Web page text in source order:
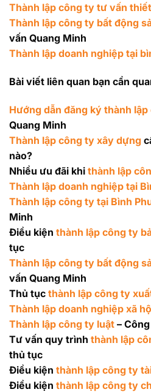
Thành lập công ty tư vấn
Thành lập công ty bất động
vấn Quang Minh
Thành lập doanh nghiệp tại
Bài viết liên quan bạn cần
Hướng dẫn đăng ký thành
Quang Minh
Thành lập công ty xây dựng
nào?
Nhiều ưu đãi khi thành lập
Thành lập doanh nghiệp tại
Thành lập công ty tại Bình
Minh
Điều kiện thành lập công ty
tục
Thành lập công ty bất động
vấn Quang Minh
Thủ tục thành lập công ty
Thành lập doanh nghiệp xã
Thành lập công ty luật –
Tư vấn quy trình thành lập
thủ tục
Điều kiện thành lập công ty
Điều kiện thành lập công ty